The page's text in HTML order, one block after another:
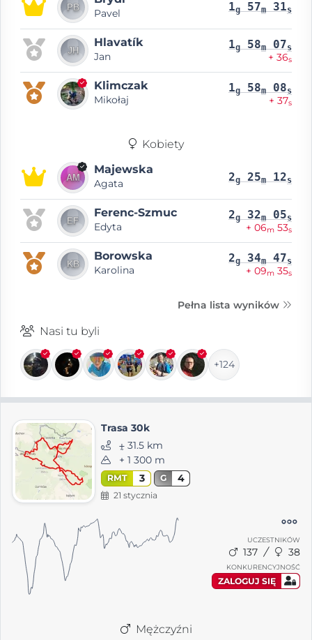
Pavel 1g 57m 31s
Hlavatík
Jan
1g 58m 07s
+ 36s
Klimczak
Mikołaj
1g 58m 08s
+ 37s
Kobiety
Majewska
Agata 2g 25m 12s
Ferenc-Szmuc
Edyta
2g 32m 05s
+ 06m 53s
Borowska
Karolina
2g 34m 47s
+ 09m 35s
Pełna lista wyników
Nasi tu byli
+124
Trasa 30k
⨦ 31.5 km
+ 1 300 m
RMT 3 G 4
21 stycznia
UCZESTNIKÓW
137 38
KONKURENCYJNOŚĆ
ZALOGUJ SIĘ
Mężczyźni